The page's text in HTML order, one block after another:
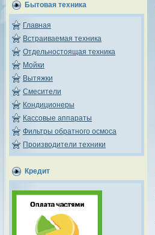
Бытовая техника
Главная
Встраиваемая техника
Отдельностоящая техника
Мойки
Вытяжки
Смесители
Кондиционеры
Кассовые аппараты
Фильтры обратного осмоса
Производители техники
Кредит